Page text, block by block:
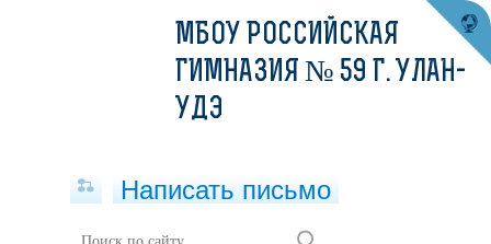
МБОУ РОССИЙСКАЯ
ГИМНАЗИЯ № 59 Г. УЛАН-
УДЭ
Написать письмо